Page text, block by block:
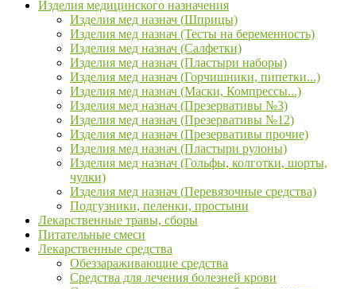
Изделия медицинского назначения
Изделия мед назнач (Шприцы)
Изделия мед назнач (Тесты на беременность)
Изделия мед назнач (Салфетки)
Изделия мед назнач (Пластыри наборы)
Изделия мед назнач (Горчишники, пипетки...)
Изделия мед назнач (Маски, Компрессы...)
Изделия мед назнач (Презервативы №3)
Изделия мед назнач (Презервативы №12)
Изделия мед назнач (Презервативы прочие)
Изделия мед назнач (Пластыри рулоны)
Изделия мед назнач (Гольфы, колготки, шорты,
чулки)
Изделия мед назнач (Перевязочные средства)
Подгузники, пеленки, простыни
Лекарственные травы, сборы
Питательные смеси
Лекарственные средства
Обеззараживающие средства
Средства для лечения болезней крови